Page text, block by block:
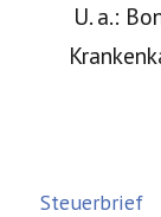
U. a.:
Steuerbrief